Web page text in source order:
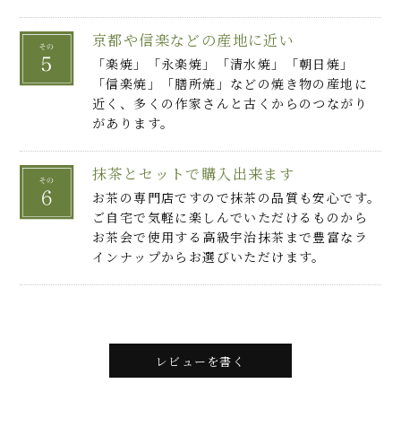
京都や信楽などの産地に近い
「楽焼」「永楽焼」「清水焼」「朝日焼」
「信楽焼」「膳所焼」などの焼き物の産地に
近く、多くの作家さんと古くからのつながり
があります。
抹茶とセットで購入出来ます
お茶の専門店ですので抹茶の品質も安心です。
ご自宅で気軽に楽しんでいただけるものから
お茶会で使用する高級宇治抹茶まで豊富なラ
インナップからお選びいただけます。
レビューを書く